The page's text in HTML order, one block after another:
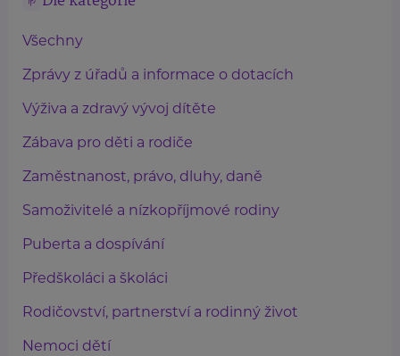
Všechny
Zprávy z úřadů a informace o dotacích
Výživa a zdravý vývoj dítěte
Zábava pro děti a rodiče
Zaměstnanost, právo, dluhy, daně
Samoživitelé a nízkopříjmové rodiny
Puberta a dospívání
Předškoláci a školáci
Rodičovství, partnerství a rodinný život
Nemoci dětí